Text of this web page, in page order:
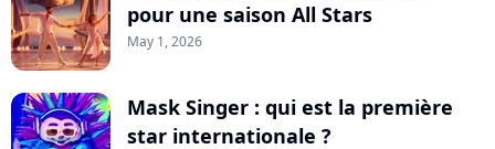
pour une saison All Stars
May 1, 2026
Mask Singer : qui est la première
star internationale ?